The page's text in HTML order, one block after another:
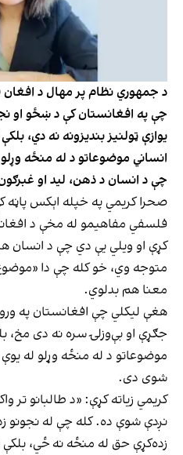
د جمهوري نظام پر مهال د
چې په افغانستان کې د ښځو او
یوازې ټولنیز بندیزونه نه دي،
انساني موضوعاتو د له منځه
چې د انسان د ذهن، لید او
صحرا کریمي په خپله اېکس پاڼه
فلسفي مفاهیمو له مخې د
کړې او ویلي یې دي چې د انسان
متوجه وي، خو کله چې دا
معنا هم بدلوي.
هغې لیکلي چې افغانستان په
جګړې او بې‌وزلۍ سره نه دی مخ،
موضوعاتو د له منځه وړلو له
شوی دی.
کریمي زیاته کړې: «د طالبانو تر
نږدې شوې ده. کله چې له نجونو
زده‌کړې حق له منځه نه ځي،